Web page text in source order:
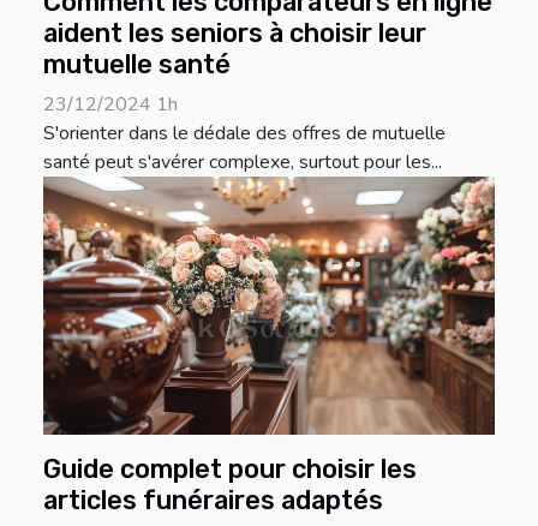
aident les seniors à choisir leur
mutuelle santé
23/12/2024 1h
S'orienter dans le dédale des offres de mutuelle
santé peut s'avérer complexe, surtout pour les...
Guide complet pour choisir les
articles funéraires adaptés